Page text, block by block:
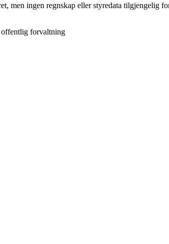
men ingen regnskap eller styredata tilgjengelig
forvaltning